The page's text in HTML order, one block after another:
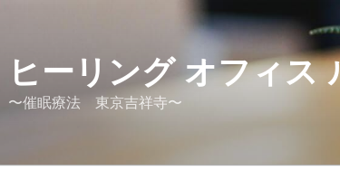
ヒーリング オフィス
〜催眠療法 東京吉祥寺〜